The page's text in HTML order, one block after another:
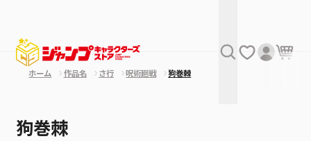
ホーム 作品名 さ行 呪術廻戦 狗巻棘
狗巻棘